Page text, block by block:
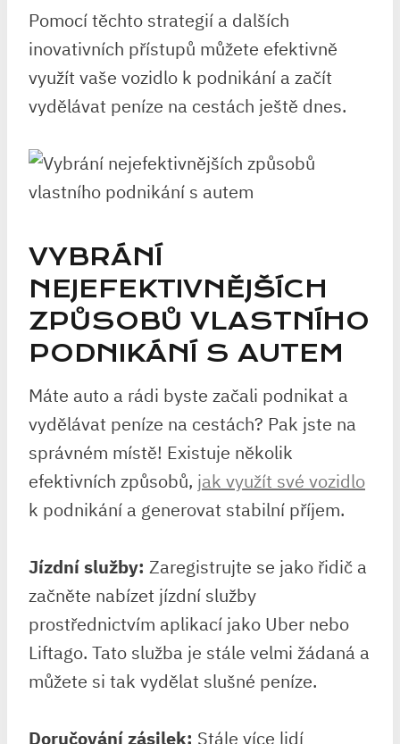
Pomocí těchto strategií a dalších
inovativních přístupů můžete efektivně
využít vaše vozidlo k podnikání a začít
vydělávat peníze na cestách ještě dnes.
VYBRÁNÍ
NEJEFEKTIVNĚJŠÍCH
ZPŮSOBŮ VLASTNÍHO
PODNIKÁNÍ S AUTEM
Máte auto a rádi byste začali podnikat a
vydělávat peníze na cestách? Pak jste na
správném místě! Existuje několik
efektivních způsobů, jak využít své vozidlo
k podnikání a generovat stabilní příjem.
Jízdní služby: Zaregistrujte se jako řidič a
začněte nabízet jízdní služby
prostřednictvím aplikací jako Uber nebo
Liftago. Tato služba je stále velmi žádaná a
můžete si tak vydělat slušné peníze.
Doručování zásilek: Stále více lidí